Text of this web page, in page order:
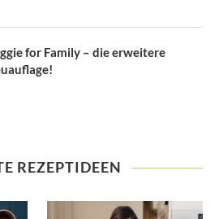
for Family – die erweitere
REZEPTIDEEN